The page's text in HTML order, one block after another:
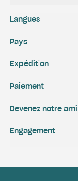
Expédition
Paiement
Engagement
Devenez notre ami
Langues
Pays